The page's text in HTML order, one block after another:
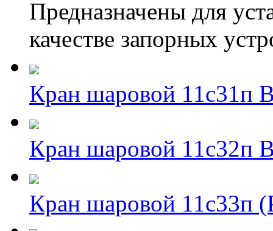
Предназначены для
качестве запорных
Кран шаровой 11с31п
Кран шаровой 11с32п
Кран шаровой 11с33п